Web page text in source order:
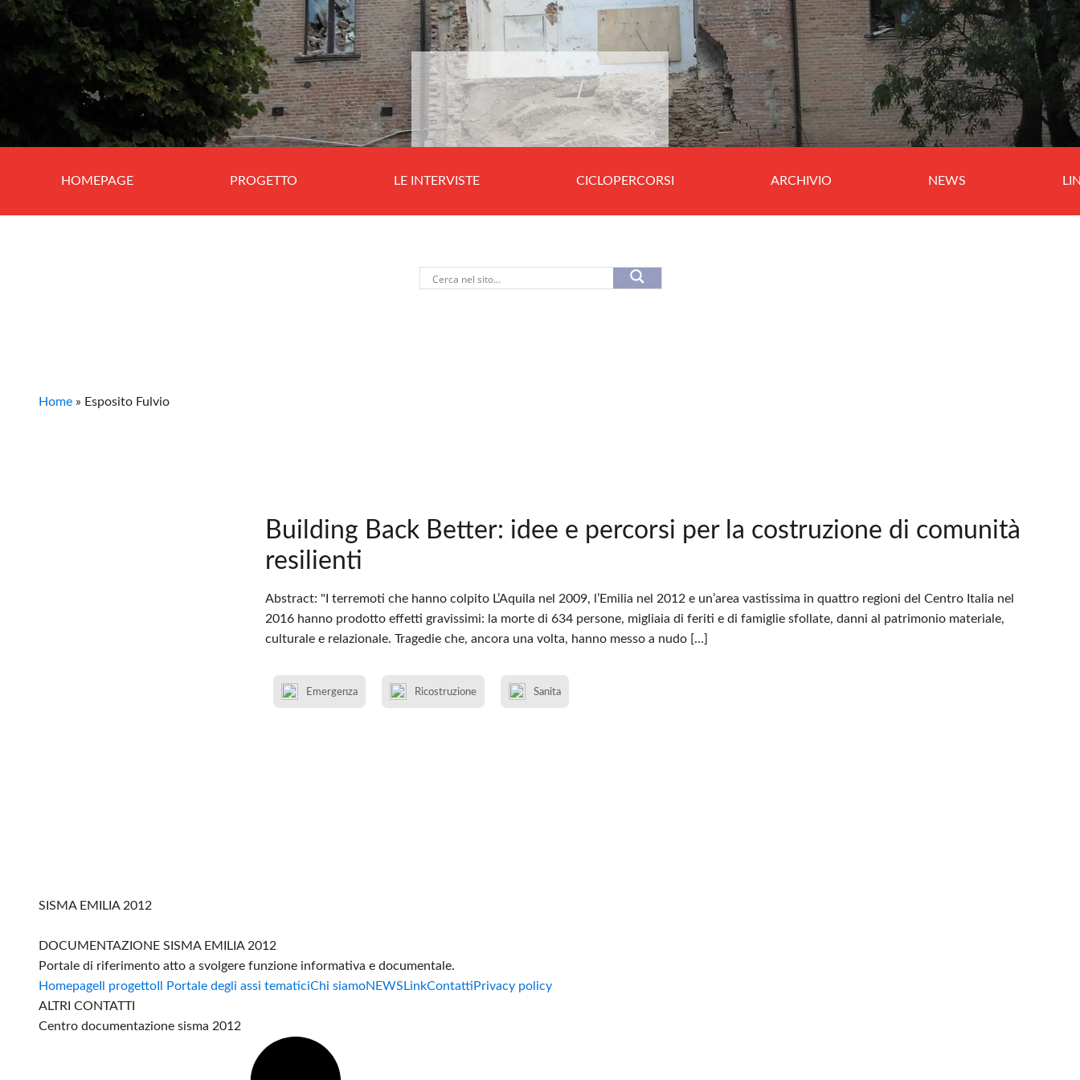
HOMEPAGE PROGETTO LE INTERVISTE CICLOPERCORSI ARCHIVIO NEWS
Home » Esposito Fulvio
Building Back Better: idee e percorsi per la costruzione di comunità
resilienti
Abstract: "I terremoti che hanno colpito L’Aquila nel 2009, l’Emilia nel 2012 e un’area vastissima in quattro regioni del Centro Italia nel
2016 hanno prodotto effetti gravissimi: la morte di 634 persone, migliaia di feriti e di famiglie sfollate, danni al patrimonio materiale,
culturale e relazionale. Tragedie che, ancora una volta, hanno messo a nudo […]
Emergenza Ricostruzione Sanita
SISMA EMILIA 2012
DOCUMENTAZIONE SISMA EMILIA 2012
Portale di riferimento atto a svolgere funzione informativa e documentale.
Homepage Il progetto Il Portale degli assi tematiciChi siamoNEWS LinkContatti Privacy policy
ALTRI CONTATTI
Centro documentazione sisma 2012